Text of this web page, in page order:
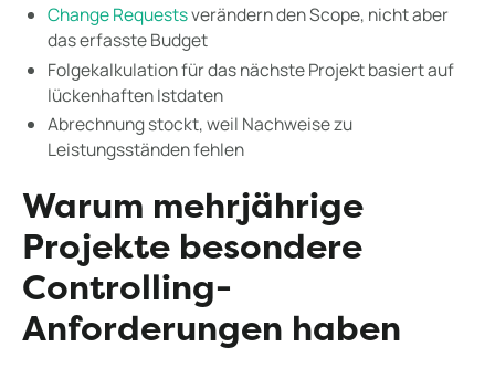
Change Requestsverändern den Scope, nicht aber
das erfasste Budget
Folgekalkulation für das nächste Projekt basiert auf
lückenhaften Istdaten
Abrechnung stockt, weil Nachweise zu
Leistungsständen fehlen
Warum mehrjährige
Projekte besondere
Controlling-
Anforderungen haben